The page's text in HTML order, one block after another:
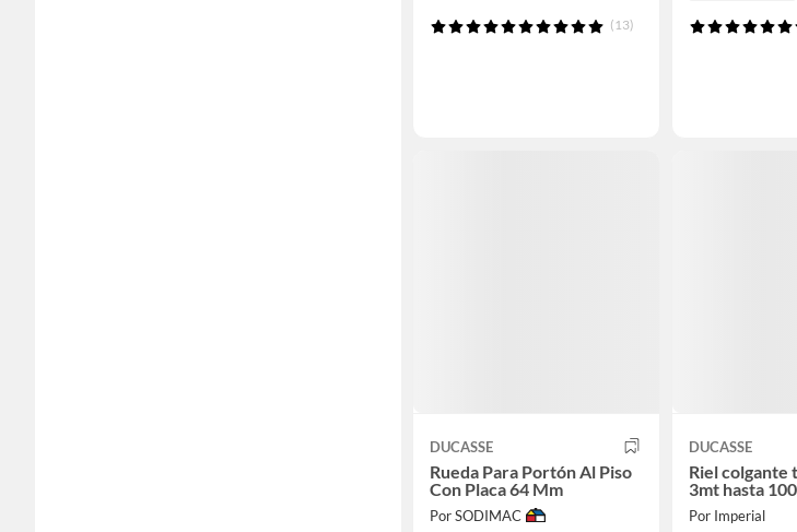
(13)
DUCASSE
Rueda Para Portón Al Piso
Con Placa 64 Mm
Por SODIMAC
DUCASSE
Riel colgante
3mt hasta
Por Imperial